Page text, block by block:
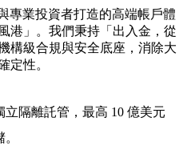
專業投資者打造的高端帳戶體
港」。我們秉持「出入金，從
構級合規與安全底座，消除大
定性。
立隔離託管，最高 10 億美元